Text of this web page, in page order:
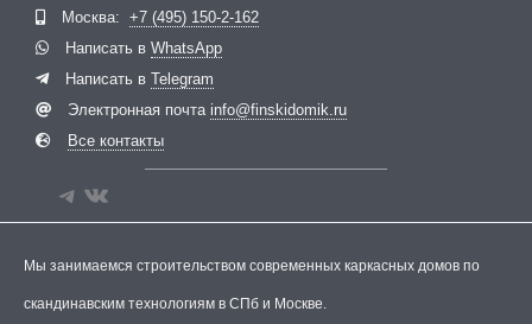
Москва: +7 (495) 150-2-162
Написать в WhatsApp
Написать в Telegram
Электронная почта info@finskidomik.ru
Все контакты
Мы занимаемся строительством современных каркасных домов по
скандинавским технологиям в СПб и Москве.